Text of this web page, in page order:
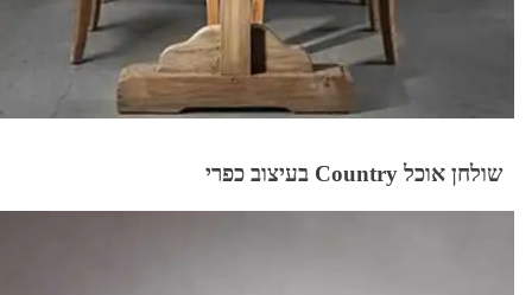
שולחן אוכל Country בעיצוב כפרי